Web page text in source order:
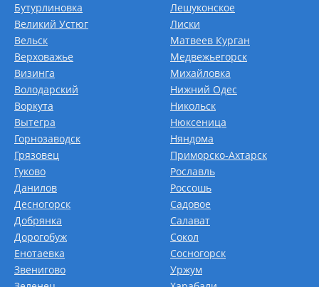
Бутурлиновка
Великий Устюг
Вельск
Верховажье
Визинга
Володарский
Воркута
Вытегра
Горнозаводск
Грязовец
Гуково
Данилов
Десногорск
Добрянка
Дорогобуж
Енотаевка
Звенигово
Лешуконское
Лиски
Матвеев Курган
Медвежьегорск
Михайловка
Нижний Одес
Никольск
Нюксеница
Няндома
Приморско-Ахтарск
Рославль
Россошь
Садовое
Салават
Сокол
Сосногорск
Уржум